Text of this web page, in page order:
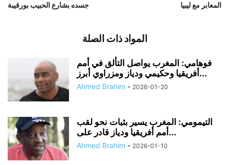
جسده بشارع الحبيب بورقيبة
المعابر مع ليبيا
المواد ذات الصلة
فوهامي: المغرب يواصل التألق في أمم
أفريقيا وحكيمي ودياز ومزراوي أبرز...
Ahmed Brahim - 2026-01-20
التيمومي: المغرب يسير بثبات نحو لقب
أمم أفريقيا ودياز قادر على...
Ahmed Brahim - 2026-01-10